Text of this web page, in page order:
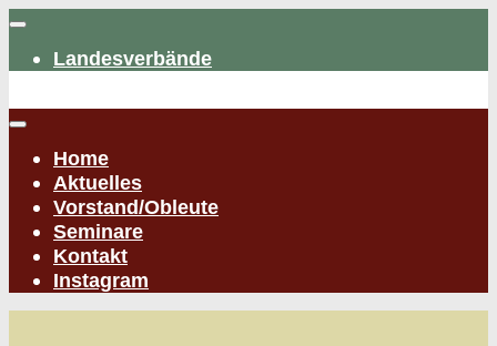
Zum
springenLandesverbände
Home
Aktuelles
Vorstand/Obleute
Seminare
Kontakt
Instagram